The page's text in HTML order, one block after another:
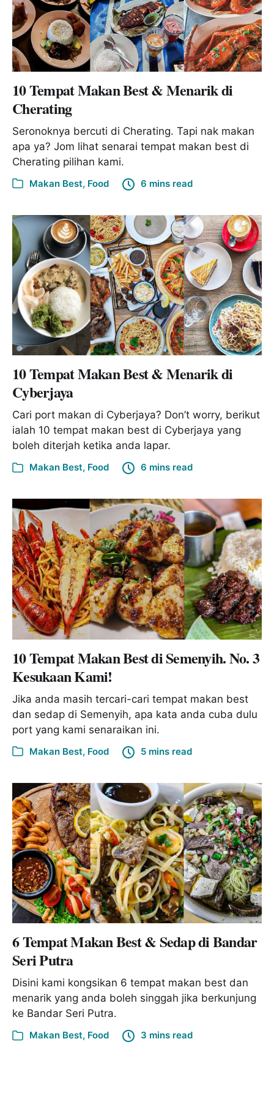
10 Tempat Makan Best & Menarik di
Cherating
Seronoknya bercuti di Cherating. Tapi nak makan
apa ya? Jom lihat senarai tempat makan best di
Cherating pilihan kami.
Makan Best, Food 6 mins read
10 Tempat Makan Best & Menarik di
Cyberjaya
Cari port makan di Cyberjaya? Don’t worry, berikut
ialah 10 tempat makan best di Cyberjaya yang
boleh diterjah ketika anda lapar.
Makan Best, Food 6 mins read
10 Tempat Makan Best di Semenyih. No. 3
Kesukaan Kami!
Jika anda masih tercari-cari tempat makan best
dan sedap di Semenyih, apa kata anda cuba dulu
port yang kami senaraikan ini.
Makan Best, Food 5 mins read
6 Tempat Makan Best & Sedap di Bandar
Seri Putra
Disini kami kongsikan 6 tempat makan best dan
menarik yang anda boleh singgah jika berkunjung
ke Bandar Seri Putra.
Makan Best, Food 3 mins read